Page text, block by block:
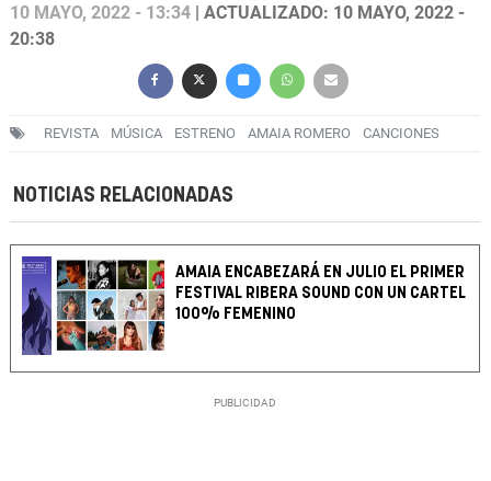
10 MAYO, 2022 - 13:34 | ACTUALIZADO: 10 MAYO, 2022 -
20:38
REVISTA MÚSICA ESTRENO AMAIA ROMERO CANCIONES
NOTICIAS RELACIONADAS
AMAIA ENCABEZARÁ EN JULIO EL PRIMER
FESTIVAL RIBERA SOUND CON UN CARTEL
100% FEMENINO